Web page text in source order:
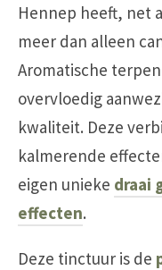
Hennep heeft, net
meer dan alleen
Aromatische
overvloedig
kwaliteit. Deze
kalmerende
eigen unieke draai
effecten.
Deze tinctuur is de